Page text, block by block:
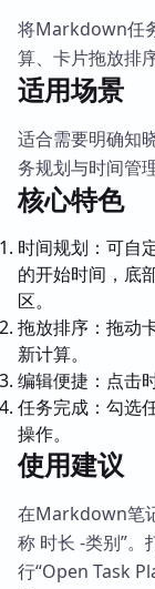
将Markdown任
算、卡片拖放排
适用场景
适合需要明确知
务规划与时间管理
核心特色
时间规划：可自
的开始时间，底
区。
拖放排序：拖动
新计算。
编辑便捷：点击
任务完成：勾选
操作。
使用建议
在Markdown笔
称 时长 -类别”。
行“Open Task